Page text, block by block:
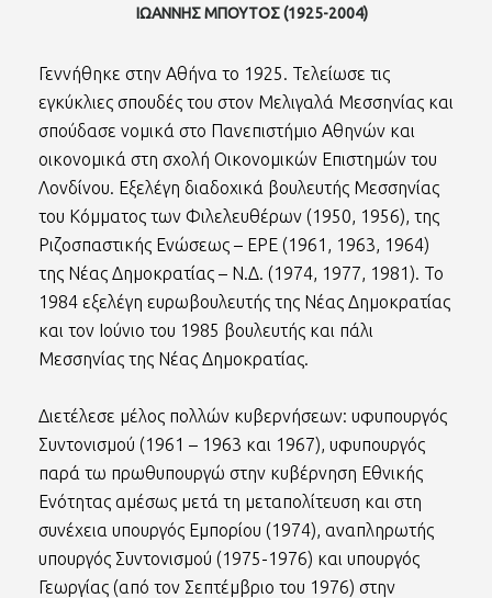
ΙΩΆΝΝΗΣ ΜΠΟΎΤΟΣ (1925-2004)
Γεννήθηκε στην Αθήνα το 1925. Τελείωσε τις
εγκύκλιες σπουδές του στον Μελιγαλά Μεσσηνίας και
σπούδασε νομικά στο Πανεπιστήμιο Αθηνών και
οικονομικά στη σχολή Οικονομικών Επιστημών του
Λονδίνου. Εξελέγη διαδοχικά βουλευτής Μεσσηνίας
του Κόμματος των Φιλελευθέρων (1950, 1956), της
Ριζοσπαστικής Ενώσεως – ΕΡΕ (1961, 1963, 1964)
της Νέας Δημοκρατίας – Ν.Δ. (1974, 1977, 1981). Το
1984 εξελέγη ευρωβουλευτής της Νέας Δημοκρατίας
και τον Ιούνιο του 1985 βουλευτής και πάλι
Μεσσηνίας της Νέας Δημοκρατίας.
Διετέλεσε μέλος πολλών κυβερνήσεων: υφυπουργός
Συντονισμού (1961 – 1963 και 1967), υφυπουργός
παρά τω πρωθυπουργώ στην κυβέρνηση Εθνικής
Ενότητας αμέσως μετά τη μεταπολίτευση και στη
συνέχεια υπουργός Εμπορίου (1974), αναπληρωτής
υπουργός Συντονισμού (1975-1976) και υπουργός
Γεωργίας (από τον Σεπτέμβριο του 1976) στην